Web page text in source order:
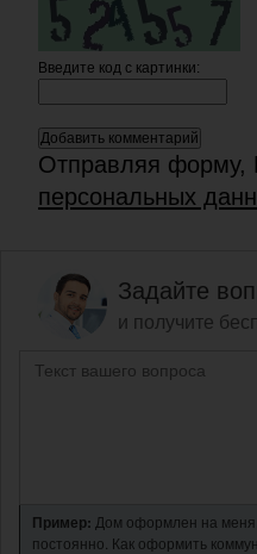
Введите код c картинки:
Отправляя форму,
персональных
Задайте
и получите
Пример: Дом оформлен на
постоянно. Как оформить